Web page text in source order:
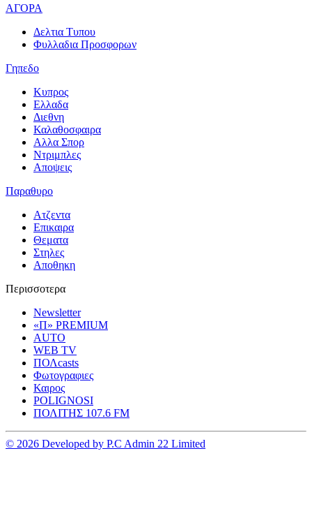
ΑΓΟΡΑ
Δελτια Τυπου
Φυλλαδια Προσφορων
Γηπεδο
Κυπρος
Ελλαδα
Διεθνη
Καλαθοσφαιρα
Αλλα Σπορ
Ντριμπλες
Αποψεις
Παραθυρο
Ατζεντα
Επικαιρα
Θεματα
Στηλες
Αποθηκη
Περισσοτερα
Newsletter
«Π» PREMIUM
AUTO
WEB TV
ΠΟΛcasts
Φωτογραφιες
Καιρος
POLIGNOSI
ΠΟΛΙΤΗΣ 107.6 FM
© 2026 Developed by P.C Admin 22 Limited